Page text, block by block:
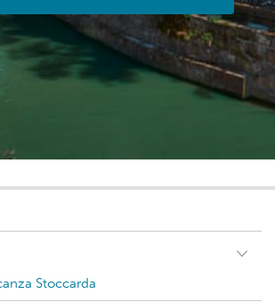
Stoccarda